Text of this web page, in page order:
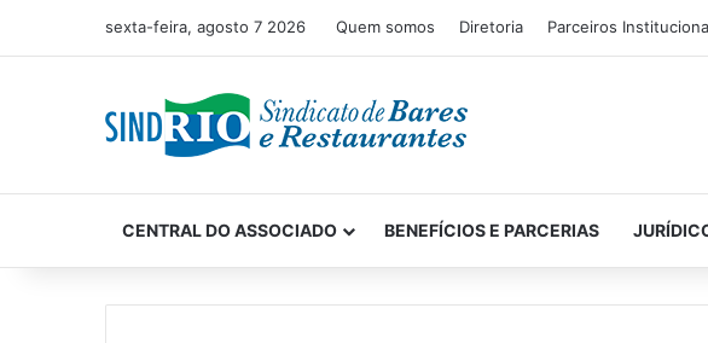
sexta-feira, agosto 7 2026 Quem somos Diretoria Parceiros
CENTRAL DO ASSOCIADO BENEFÍCIOS E PARCERIAS